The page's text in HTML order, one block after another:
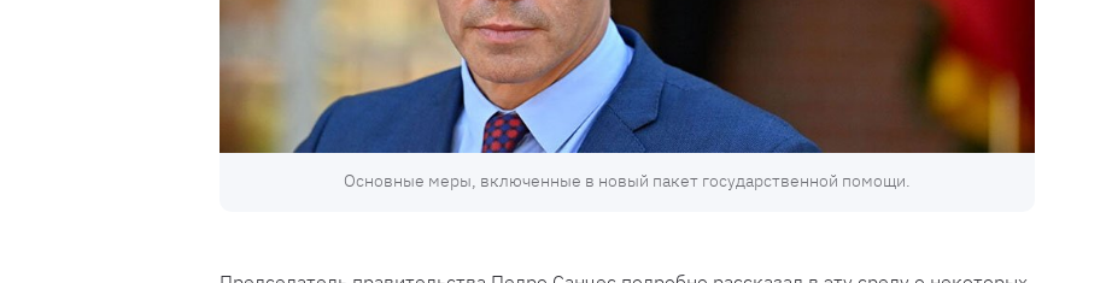
Основные меры, включенные в новый пакет государственной помощи.